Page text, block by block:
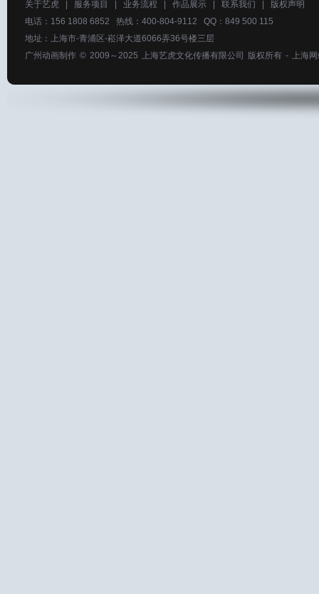
关于艺虎 服务项目 业务流程 作品展示 联系我们
版权声明
电话：156 1808 6852 热线：400-804-9112 QQ：849 500 115
地址：上海市-青浦区-崧泽大道6066弄36号楼三层
广州动画制作 © 2009～2025 上海艺虎文化传播有限公司 版权所有 - 上海